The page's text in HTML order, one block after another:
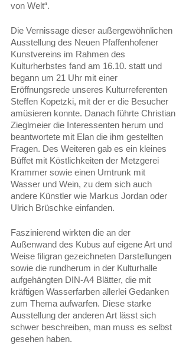
von Welt“.
Die Vernissage dieser außergewöhnlichen
Ausstellung des Neuen Pfaffenhofener
Kunstvereins im Rahmen des
Kulturherbstes fand am 16.10. statt und
begann um 21 Uhr mit einer
Eröffnungsrede unseres Kulturreferenten
Steffen Kopetzki, mit der er die Besucher
amüsieren konnte. Danach führte Christian
Zieglmeier die Interessenten herum und
beantwortete mit Elan die ihm gestellten
Fragen. Des Weiteren gab es ein kleines
Büffet mit Köstlichkeiten der Metzgerei
Krammer sowie einen Umtrunk mit
Wasser und Wein, zu dem sich auch
andere Künstler wie Markus Jordan oder
Ulrich Brüschke einfanden.
Faszinierend wirkten die an der
Außenwand des Kubus auf eigene Art und
Weise filigran gezeichneten Darstellungen
sowie die rundherum in der Kulturhalle
aufgehängten DIN-A4 Blätter, die mit
kräftigen Wasserfarben allerlei Gedanken
zum Thema aufwarfen. Diese starke
Ausstellung der anderen Art lässt sich
schwer beschreiben, man muss es selbst
gesehen haben.